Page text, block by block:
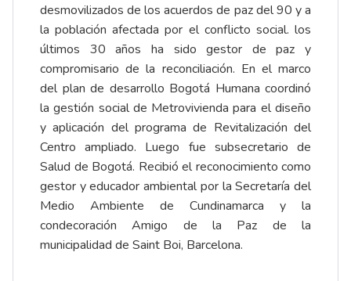
desmovilizados de los acuerdos de paz del 90 y a
la población afectada por el conflicto social. los
últimos 30 años ha sido gestor de paz y
compromisario de la reconciliación. En el marco
del plan de desarrollo Bogotá Humana coordinó
la gestión social de Metrovivienda para el diseño
y aplicación del programa de Revitalización del
Centro ampliado. Luego fue subsecretario de
Salud de Bogotá. Recibió el reconocimiento como
gestor y educador ambiental por la Secretaría del
Medio Ambiente de Cundinamarca y la
condecoración Amigo de la Paz de la
municipalidad de Saint Boi, Barcelona.